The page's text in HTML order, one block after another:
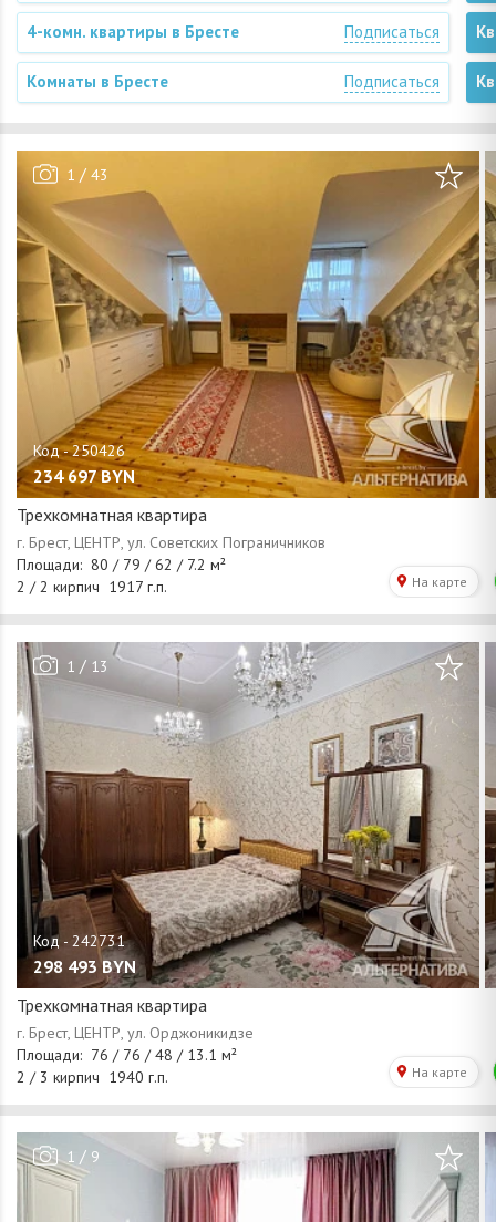
4-комн. квартиры в Бресте Подписаться
Комнаты в Бресте Подписаться
1 / 43
234 697 BYN
Трехкомнатная квартира
1 / 13
298 493 BYN
Трехкомнатная квартира
1 / 9